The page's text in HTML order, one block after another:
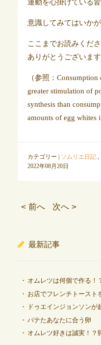
運動を心掛けている皆
意識してみてはいかが
ここまでお読みくだ
ありがとうございます
（参照：
greater stimulation of
synthesis than
amounts of egg whites
カテゴリー | ソムリエ日記,
2022年08月20日
< 前へ 次へ >
最新記事
オムレツは何個で作る！
お店でフレンチトースト
ドゥエインジョンソンが
バテたあなたに合う卵
オムレツ好きは誠実！？